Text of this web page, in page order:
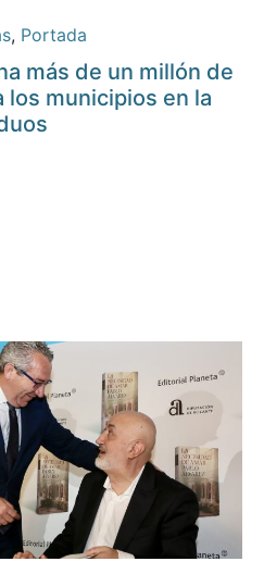
, Portada
más de un millón de
los municipios en la